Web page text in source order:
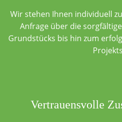
Wir stehen Ihnen individuell
Anfrage über die
Grundstücks bis hin zum
Vertrauensvolle